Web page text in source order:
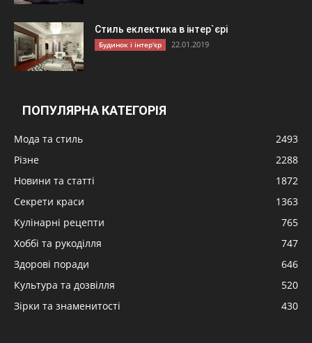
Стиль еклектика в інтер`єрі
Будинок і інтер'єр 22.01.2019
ПОПУЛЯРНА КАТЕГОРІЯ
Мода та стиль
2493
Різне
2288
Новини та статті
1872
Секрети краси
1363
Кулінарні рецепти
765
Хоббі та рукоділля
747
Здорові поради
646
Культура та дозвілля
520
Зірки та знаменитості
430